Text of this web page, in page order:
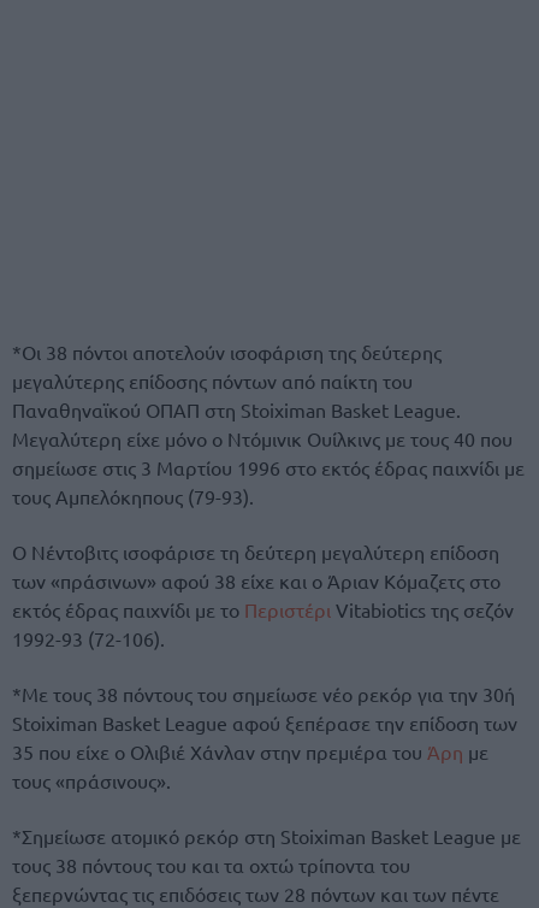
*Οι 38 πόντοι αποτελούν ισοφάριση της δεύτερης
μεγαλύτερης επίδοσης πόντων από παίκτη του
Παναθηναϊκού ΟΠΑΠ στη Stoiximan Basket League.
Μεγαλύτερη είχε μόνο ο Ντόμινικ Ουίλκινς με τους 40 που
σημείωσε στις 3 Μαρτίου 1996 στο εκτός έδρας παιχνίδι με
τους Αμπελόκηπους (79-93).
Ο Νέντοβιτς ισοφάρισε τη δεύτερη μεγαλύτερη επίδοση
των «πράσινων» αφού 38 είχε και ο Άριαν Κόμαζετς στο
εκτός έδρας παιχνίδι με το Περιστέρι Vitabiotics της σεζόν
1992-93 (72-106).
*Με τους 38 πόντους του σημείωσε νέο ρεκόρ για την 30ή
Stoiximan Basket League αφού ξεπέρασε την επίδοση των
35 που είχε ο Ολιβιέ Χάνλαν στην πρεμιέρα του Άρη με
τους «πράσινους».
*Σημείωσε ατομικό ρεκόρ στη Stoiximan Basket League με
τους 38 πόντους του και τα οχτώ τρίποντα του
ξεπερνώντας τις επιδόσεις των 28 πόντων και των πέντε